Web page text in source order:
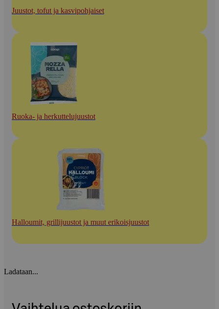
Juustot, tofut ja kasvipohjaiset
Ruoka- ja herkuttelujuustot
Halloumit, grillijuustot ja muut erikoisjuustot
Ladataan...